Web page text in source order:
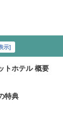
示]
トホテル 概要
特典